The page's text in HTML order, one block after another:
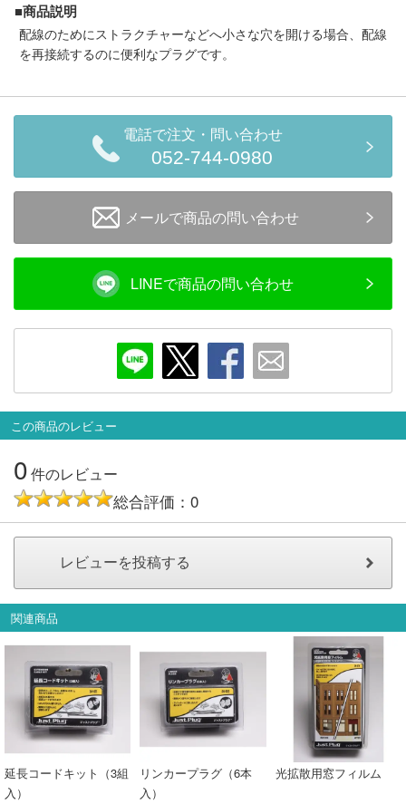
北海道・東北
中国・四国 九州・沖縄
メルマガ登録 LINEお友達登録
Infomation
お問い合せ
ログイン/マイページ
お気に入りリスト
会員ランクについて
会社概要
■商品説明
配線のためにストラクチャーなどへ小さな穴を開ける場合、配線
を再接続するのに便利なプラグです。
電話で注文・問い合わせ
052-744-0980
メールで商品の問い合わせ
LINEで商品の問い合わせ
この商品のレビュー
0件のレビュー
総合評価：0
関連商品
延長コードキット（3組
入）
リンカープラグ（6本
入）
光拡散用窓フィルム